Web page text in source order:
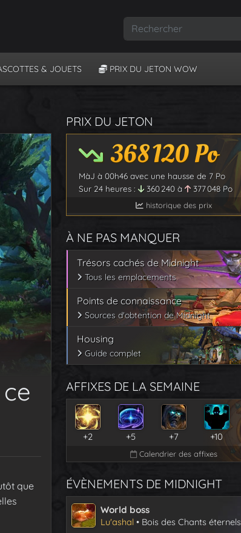
& JOUETS PRIX DU JETON WOW
que
PRIX DU JETON
368 120Po
MàJ à 00h46 avec une hausse de 7 Po
Sur 24 heures :
360 240 à 377 048 Po
historique des prix
À NE PAS MANQUER
Trésors cachés de Midnight
Tous les emplacements
Points de connaissance
Sources d'obtention de Midnight
Housing
Guide complet
AFFIXES DE LA SEMAINE
+2 +5 +7 +10
Calendrier des affixes
ÉVÈNEMENTS DE MIDNIGHT
World boss
Lu'ashal • Bois des Chants éternels